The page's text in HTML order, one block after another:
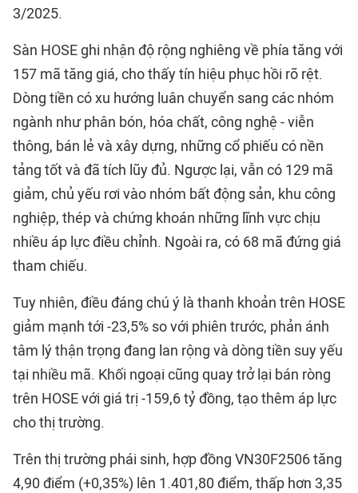
3/2025.
Sàn HOSE ghi nhận độ rộng nghiêng về phía tăng với
157 mã tăng giá, cho thấy tín hiệu phục hồi rõ rệt.
Dòng tiền có xu hướng luân chuyển sang các nhóm
ngành như phân bón, hóa chất, công nghệ - viễn
thông, bán lẻ và xây dựng, những cổ phiếu có nền
tảng tốt và đã tích lũy đủ. Ngược lại, vẫn có 129 mã
giảm, chủ yếu rơi vào nhóm bất động sản, khu công
nghiệp, thép và chứng khoán những lĩnh vực chịu
nhiều áp lực điều chỉnh. Ngoài ra, có 68 mã đứng giá
tham chiếu.
Tuy nhiên, điều đáng chú ý là thanh khoản trên HOSE
giảm mạnh tới -23,5% so với phiên trước, phản ánh
tâm lý thận trọng đang lan rộng và dòng tiền suy yếu
tại nhiều mã. Khối ngoại cũng quay trở lại bán ròng
trên HOSE với giá trị -159,6 tỷ đồng, tạo thêm áp lực
cho thị trường.
Trên thị trường phái sinh, hợp đồng VN30F2506 tăng
4,90 điểm (+0,35%) lên 1.401,80 điểm, thấp hơn 3,35